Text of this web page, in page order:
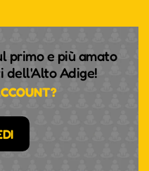
primo e più amato
dell'Alto Adige!